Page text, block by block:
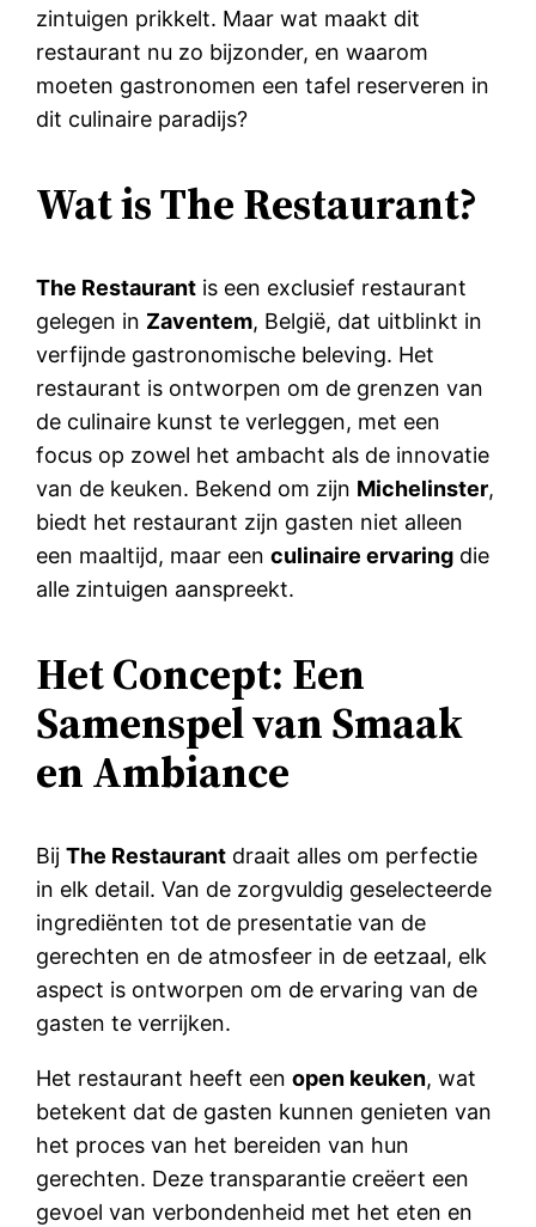
zintuigen prikkelt. Maar wat maakt dit
restaurant nu zo bijzonder, en waarom
moeten gastronomen een tafel reserveren in
dit culinaire paradijs?
Wat is The Restaurant?
The Restaurant is een exclusief restaurant
gelegen in Zaventem, België, dat uitblinkt in
verfijnde gastronomische beleving. Het
restaurant is ontworpen om de grenzen van
de culinaire kunst te verleggen, met een
focus op zowel het ambacht als de innovatie
van de keuken. Bekend om zijn Michelinster,
biedt het restaurant zijn gasten niet alleen
een maaltijd, maar eenculinaire ervaring die
alle zintuigen aanspreekt.
Het Concept: Een
Samenspel van Smaak
en Ambiance
BijThe Restaurant draait alles om perfectie
in elk detail. Van de zorgvuldig geselecteerde
ingrediënten tot de presentatie van de
gerechten en de atmosfeer in de eetzaal, elk
aspect is ontworpen om de ervaring van de
gasten te verrijken.
Het restaurant heeft eenopen keuken, wat
betekent dat de gasten kunnen genieten van
het proces van het bereiden van hun
gerechten. Deze transparantie creëert een
gevoel van verbondenheid met het eten en